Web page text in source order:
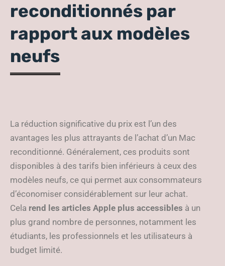
reconditionnés par
rapport aux modèles
neufs
La réduction significative du prix est l’un des
avantages les plus attrayants de l’achat d’un Mac
reconditionné. Généralement, ces produits sont
disponibles à des tarifs bien inférieurs à ceux des
modèles neufs, ce qui permet aux consommateurs
d’économiser considérablement sur leur achat.
Cela rend les articles Apple plus accessibles à un
plus grand nombre de personnes, notamment les
étudiants, les professionnels et les utilisateurs à
budget limité.